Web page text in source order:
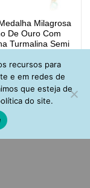
Milagrosa
De Ouro Com
Turmalina Semi
R$108,00
recursos para
e em redes de
que esteja de
do site.